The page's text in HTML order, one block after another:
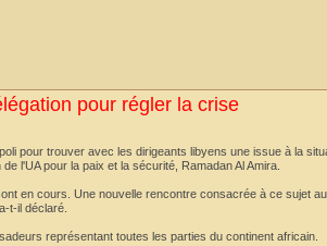
pour régler la crise
pour trouver avec les dirigeants libyens une issue à la
l'UA pour la paix et la sécurité, Ramadan Al Amira.
en cours. Une nouvelle rencontre consacrée à ce sujet
t-il déclaré.
représentant toutes les parties du continent africain.